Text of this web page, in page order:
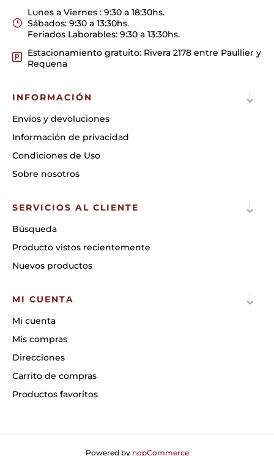
Lunes a Viernes : 9:30 a 18:30hs.
Sábados: 9:30 a 13:30hs.
Feriados Laborables: 9:30 a 13:30hs.
Estacionamiento gratuito: Rivera 2178 entre Paullier y
Requena
INFORMACIÓN
Envíos y devoluciones
Información de privacidad
Condiciones de Uso
Sobre nosotros
SERVICIOS AL CLIENTE
Búsqueda
Producto vistos recientemente
Nuevos productos
MI CUENTA
Mi cuenta
Mis compras
Direcciones
Carrito de compras
Productos favoritos
Powered by nopCommerce